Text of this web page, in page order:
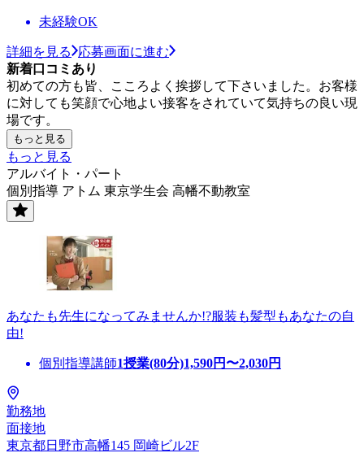
未経験OK
詳細を見る
応募画面に進む
新着口コミあり
初めての方も皆、こころよく挨拶して下さいました。お客様
に対しても笑顔で心地よい接客をされていて気持ちの良い現
場です。
もっと見る
もっと見る
アルバイト・パート
個別指導 アトム 東京学生会 高幡不動教室
あなたも先生になってみませんか!?服装も髪型もあなたの自
由!
個別指導講師1授業(80分)1,590円〜2,030円
勤務地
面接地
東京都日野市高幡145 岡崎ビル2F